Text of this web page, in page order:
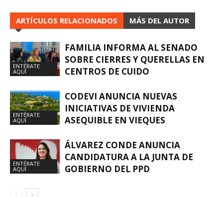
ARTÍCULOS RELACIONADOS MÁS DEL AUTOR
ENTÉRATE
AQUÍ
FAMILIA INFORMA AL SENADO
SOBRE CIERRES Y QUERELLAS EN
CENTROS DE CUIDO
ENTÉRATE
AQUÍ
CODEVI ANUNCIA NUEVAS
INICIATIVAS DE VIVIENDA
ASEQUIBLE EN VIEQUES
ENTÉRATE
AQUÍ
ÁLVAREZ CONDE ANUNCIA
CANDIDATURA A LA JUNTA DE
GOBIERNO DEL PPD